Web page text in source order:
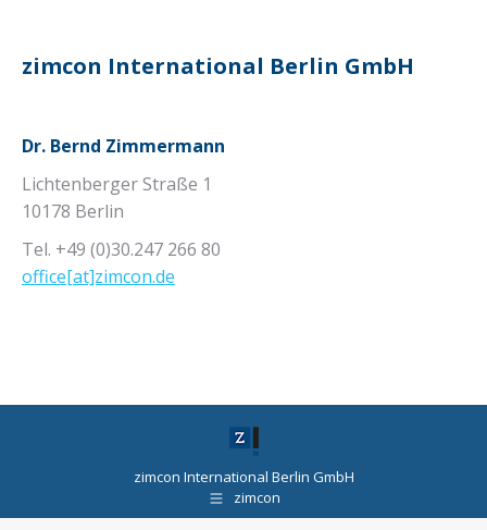
zimcon International Berlin GmbH
Dr. Bernd Zimmermann
Lichtenberger Straße 1
10178 Berlin
Tel. +49 (0)30.247 266 80
office[at]zimcon.de
zimcon International Berlin GmbH
zimcon